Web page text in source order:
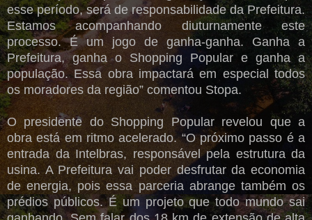
esse período, será de responsabilidade da Prefeitura.
Estamos acompanhando diuturnamente este
processo. É um jogo de ganha-ganha. Ganha a
Prefeitura, ganha o Shopping Popular e ganha a
população. Essa obra impactará em especial todos
os moradores da região” comentou Stopa.
O presidente do Shopping Popular revelou que a
obra está em ritmo acelerado. “O próximo passo é a
entrada da Intelbras, responsável pela estrutura da
usina. A Prefeitura vai poder desfrutar da economia
de energia, pois essa parceria abrange também os
prédios públicos. É um projeto que todo mundo sai